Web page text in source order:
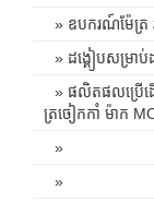
» ឧបករណ៍ម៉ែត្រ
» ដង្គៀបសម្រាប់
» ផលិតផលប្រើដ
ត្រចៀកកាំ ម៉ាក
»
»